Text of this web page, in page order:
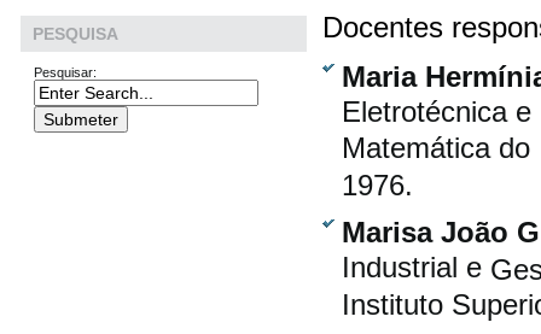
PESQUISA
Pesquisar:
Docentes
Maria
Eletrotécnica
Matemática
1976.
Marisa João
Industrial e
Instituto